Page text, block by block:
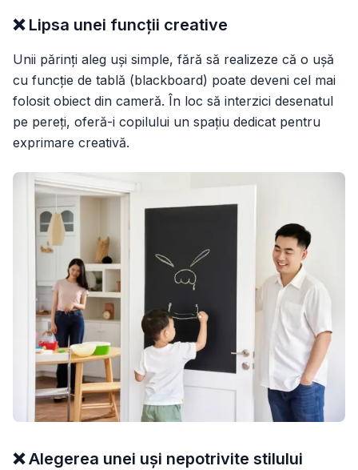
❌ Lipsa unei funcții creative
Unii părinți aleg uși simple, fără să realizeze că o ușă
cu funcție de tablă (blackboard) poate deveni cel mai
folosit obiect din cameră. În loc să interzici desenatul
pe pereți, oferă-i copilului un spațiu dedicat pentru
exprimare creativă.
❌ Alegerea unei uși nepotrivite stilului